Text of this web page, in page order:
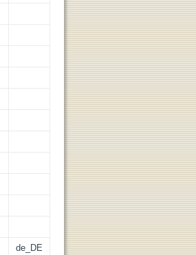
de_DE